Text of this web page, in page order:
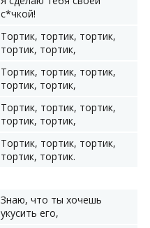
с*чкой!
Тортик, тортик, тортик,
тортик, тортик,
Тортик, тортик, тортик,
тортик, тортик,
Тортик, тортик, тортик,
тортик, тортик,
Тортик, тортик, тортик,
тортик, тортик.
Знаю, что ты хочешь
укусить его,